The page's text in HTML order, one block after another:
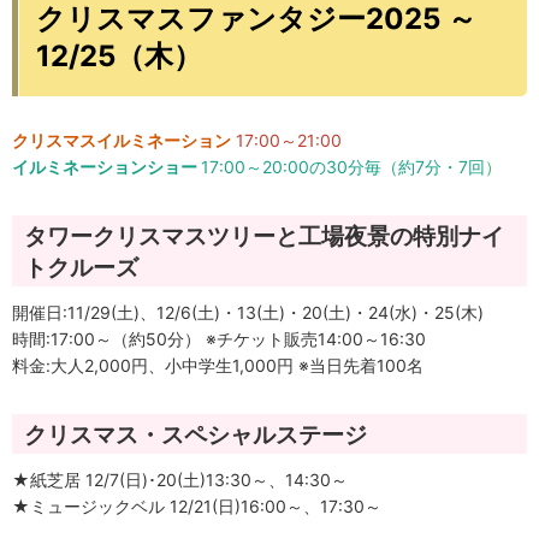
クリスマスファンタジー2025 ～
12/25（木）
クリスマスイルミネーション 17:00～21:00
イルミネーションショー17:00～20:00の30分毎（約7分・7回）
タワークリスマスツリーと工場夜景の特別ナイ
トクルーズ
開催日:11/29(土)、12/6(土)・13(土)・20(土)・24(水)・25(木)
時間:17:00～（約50分） ※チケット販売14:00～16:30
料金:大人2,000円、小中学生1,000円 ※当日先着100名
クリスマス・スペシャルステージ
★紙芝居 12/7(日)･20(土)13:30～、14:30～
★ミュージックベル 12/21(日)16:00～、17:30～